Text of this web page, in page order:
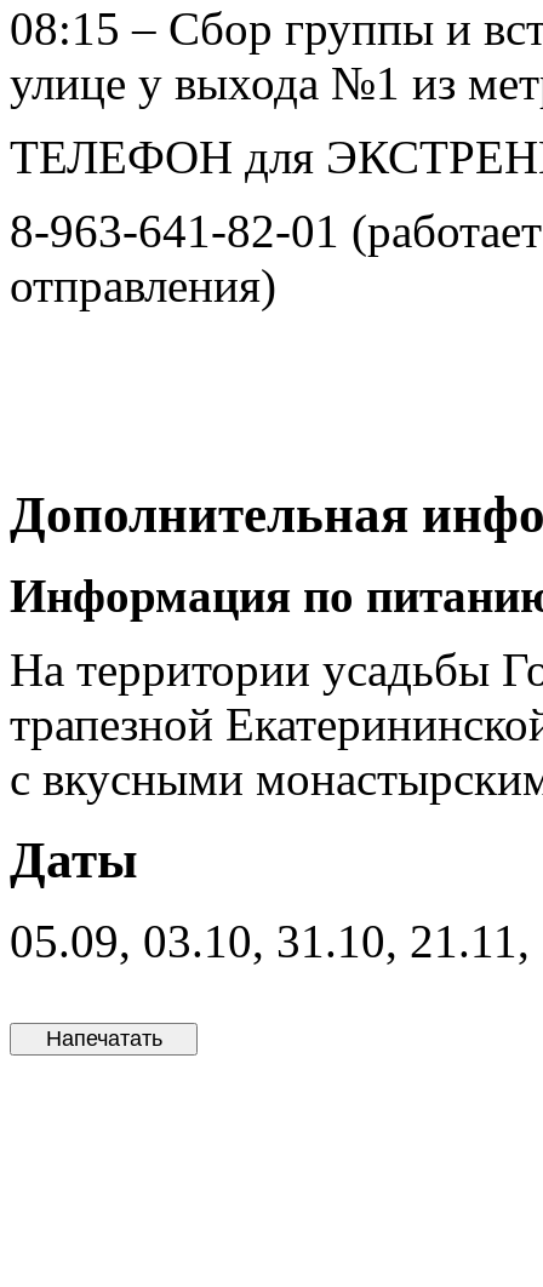
08:15 – Сбор группы и
улице у выхода №1 из
ТЕЛЕФОН для
8-963-641-82-01
отправления)
Дополнительная
Информация по
На территории усадьбы
трапезной
с вкусными
Даты
05.09, 03.10, 31.10, 21.11,